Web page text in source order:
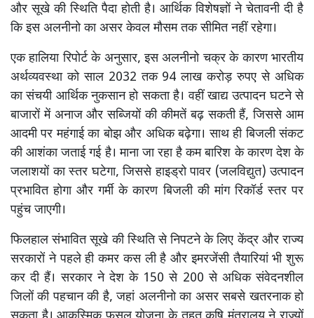
और सूखे की स्थिति पैदा होती है। आर्थिक विशेषज्ञों ने चेतावनी दी है
कि इस अलनीनो का असर केवल मौसम तक सीमित नहीं रहेगा।
एक हालिया रिपोर्ट के अनुसार, इस अलनीनो चक्र के कारण भारतीय
अर्थव्यवस्था को साल 2032 तक 94 लाख करोड़ रुपए से अधिक
का संचयी आर्थिक नुकसान हो सकता है। वहीं खाद्य उत्पादन घटने से
बाजारों में अनाज और सब्जियों की कीमतें बढ़ सकती हैं, जिससे आम
आदमी पर महंगाई का बोझ और अधिक बढ़ेगा। साथ ही बिजली संकट
की आशंका जताई गई है। माना जा रहा है कम बारिश के कारण देश के
जलाशयों का स्तर घटेगा, जिससे हाइड्रो पावर (जलविद्युत) उत्पादन
प्रभावित होगा और गर्मी के कारण बिजली की मांग रिकॉर्ड स्तर पर
पहुंच जाएगी।
फिलहाल संभावित सूखे की स्थिति से निपटने के लिए केंद्र और राज्य
सरकारों ने पहले ही कमर कस ली है और इमरजेंसी तैयारियां भी शुरू
कर दी हैं। सरकार ने देश के 150 से 200 से अधिक संवेदनशील
जिलों की पहचान की है, जहां अलनीनो का असर सबसे खतरनाक हो